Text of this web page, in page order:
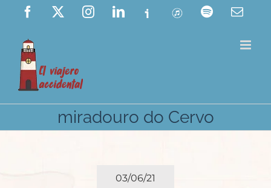
Saltar
contenido
Facebook InstagramLinkedIn
Ivoox ITunes Spotify
miradouro do Cervo
03/06/21